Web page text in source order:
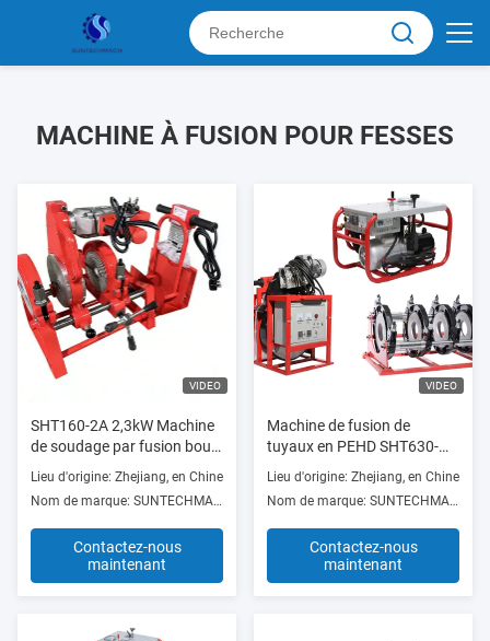
MACHINE À FUSION POUR FESSES
VIDEO
SHT160-2A 2,3kW Machine
de soudage par fusion bout
à bout HDPE 200V Manuel
Haute efficacité
Lieu d'origine: Zhejiang, en Chine
Nom de marque: SUNTECHMACH
Contactez-nous
maintenant
VIDEO
Machine de fusion de
tuyaux en PEHD SHT630-
SHY 12.65KW 400mm à
630mm 380V Fournisseur
Lieu d'origine: Zhejiang, en Chine
Nom de marque: SUNTECHMACH
Contactez-nous
maintenant